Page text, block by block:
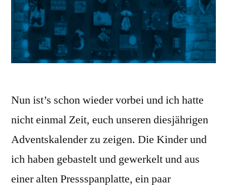
Nun ist’s schon wieder vorbei und ich hatte
nicht einmal Zeit, euch unseren diesjährigen
Adventskalender zu zeigen. Die Kinder und
ich haben gebastelt und gewerkelt und aus
einer alten Pressspanplatte, ein paar